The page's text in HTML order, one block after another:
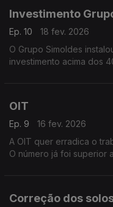
Investimento
Ep. 10
18 fev. 2026
O Grupo Simoldes
investimento acima dos
OIT
Ep. 9
16 fev. 2026
A OIT quer erradica o
O número já foi superior
Correção dos